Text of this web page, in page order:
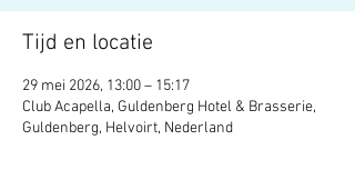
Tijd en locatie
29 mei 2026, 13:00 – 15:17
Club Acapella, Guldenberg Hotel & Brasserie,
Guldenberg, Helvoirt, Nederland